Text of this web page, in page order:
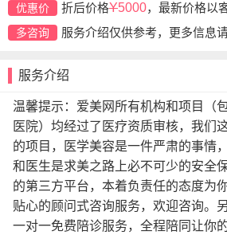
优惠价 折后价格Y5000，最新价格以
多咨询 服务介绍仅供参考，更多信息
服务介绍
温馨提示：爱美网所有机构和项目（
医院）均经过了医疗资质审核，我们
的项目，医学美容是一件严肃的事情
和医生是求美之路上必不可少的安全
的第三方平台，本着负责任的态度为
贴心的顾问式咨询服务，欢迎咨询。
一对一免费陪诊服务，全程陪同让你